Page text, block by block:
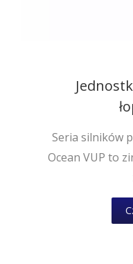
Seria silników
Ocean VUP to